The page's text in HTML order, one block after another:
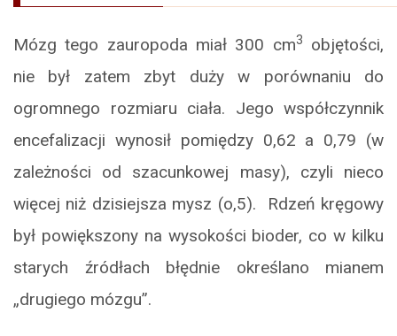
Mózg tego zauropoda miał 300 cm3
objętości,
nie był zatem zbyt duży w porównaniu do
ogromnego rozmiaru ciała. Jego współczynnik
encefalizacji wynosił pomiędzy 0,62 a 0,79 (w
zależności od szacunkowej masy), czyli nieco
więcej niż dzisiejsza mysz (o,5). Rdzeń kręgowy
był powiększony na wysokości bioder, co w kilku
starych źródłach błędnie określano mianem
„drugiego mózgu”.